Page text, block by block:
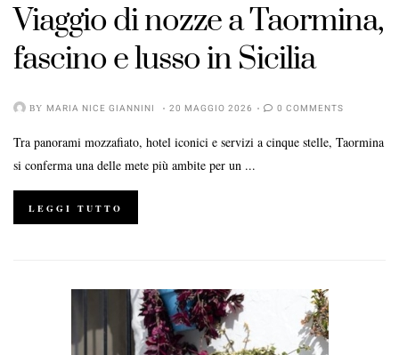
Viaggio di nozze a Taormina,
fascino e lusso in Sicilia
BY MARIA NICE GIANNINI 20 MAGGIO 2026 0 COMMENTS
Tra panorami mozzafiato, hotel iconici e servizi a cinque stelle, Taormina
si conferma una delle mete più ambite per un ...
LEGGI TUTTO